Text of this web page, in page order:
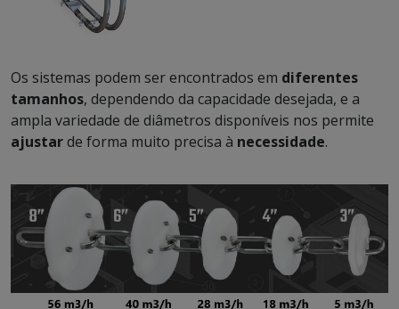
Os sistemas podem ser encontrados em diferentes
tamanhos, dependendo da capacidade desejada, e a
ampla variedade de diâmetros disponíveis nos permite
ajustarde forma muito precisa à necessidade.